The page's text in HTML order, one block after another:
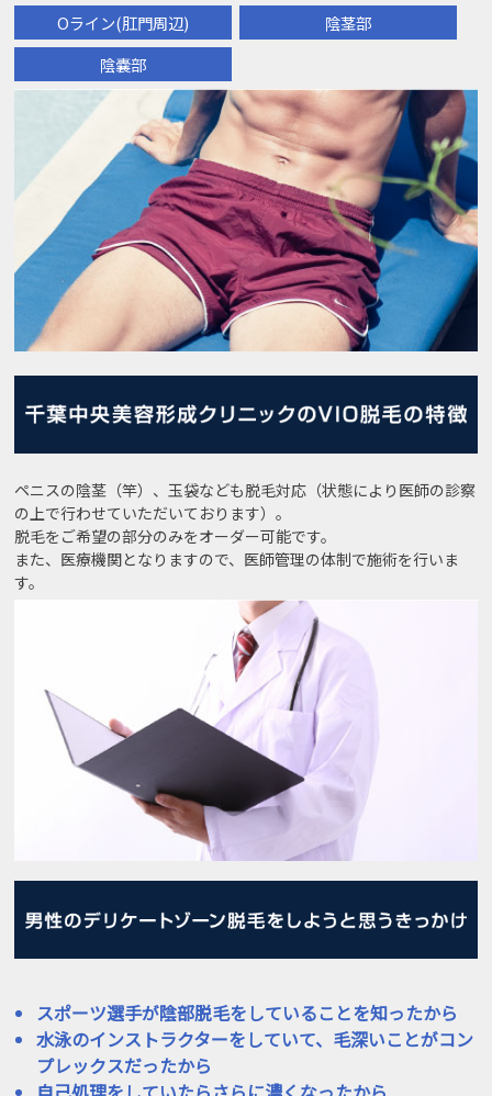
Oライン(肛門周辺)
陰茎部
陰嚢部
ペニスの陰茎（竿）、玉袋なども脱毛対応（状態により医師の診察
の上で行わせていただいております）。
脱毛をご希望の部分のみをオーダー可能です。
また、医療機関となりますので、医師管理の体制で施術を行いま
す。
スポーツ選手が陰部脱毛をしていることを知ったから
水泳のインストラクターをしていて、毛深いことがコン
プレックスだったから